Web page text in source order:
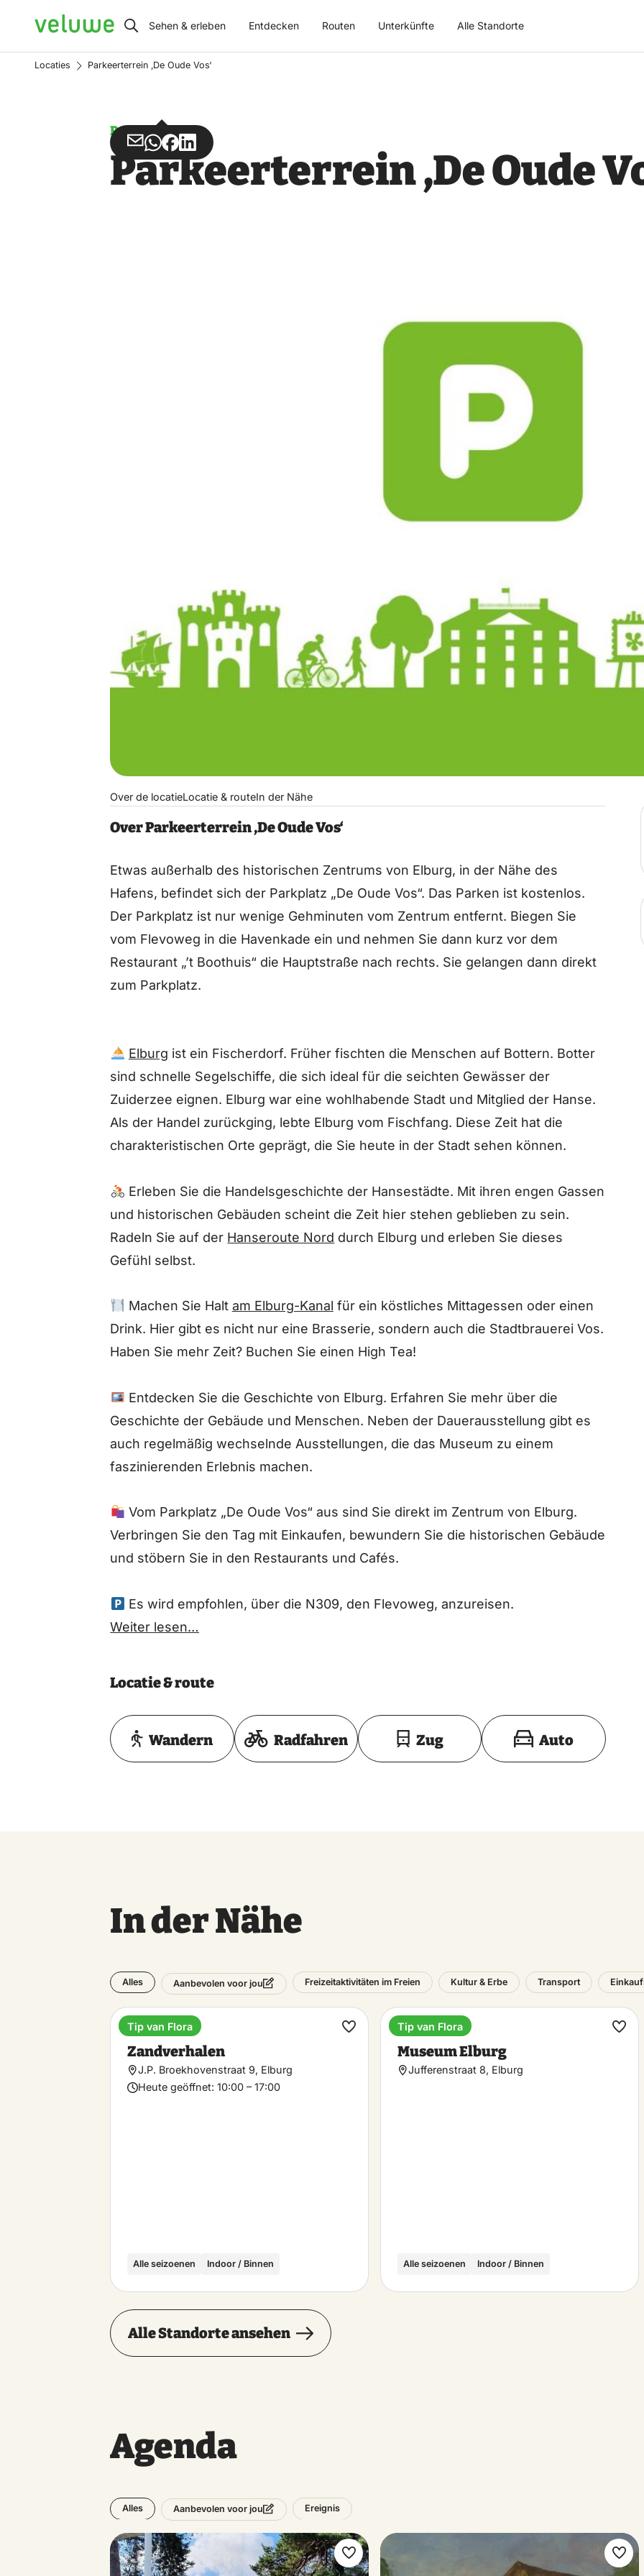
Veluwe Sehen & erleben Entdecken Routen Unterkünfte Alle Standorte
Locaties Parkeerterrein ‚De Oude Vos‘
Parken
Teilen
über
Teilen
über
Teilen
auf
Teilen
auf
Parkeerterrein ‚De Oude
Over de locatieLocatie & routeIn der Nähe
Over Parkeerterrein ‚De Oude Vos‘
Etwas außerhalb des historischen Zentrums von Elburg, in der Nähe des
Hafens, befindet sich der Parkplatz „De Oude Vos“. Das Parken ist kostenlos.
Der Parkplatz ist nur wenige Gehminuten vom Zentrum entfernt. Biegen Sie
vom Flevoweg in die Havenkade ein und nehmen Sie dann kurz vor dem
Restaurant „’t Boothuis“ die Hauptstraße nach rechts. Sie gelangen dann direkt
zum Parkplatz.
Elburg ist ein Fischerdorf. Früher fischten die Menschen auf Bottern. Botter
sind schnelle Segelschiffe, die sich ideal für die seichten Gewässer der
Zuiderzee eignen. Elburg war eine wohlhabende Stadt und Mitglied der Hanse.
Als der Handel zurückging, lebte Elburg vom Fischfang. Diese Zeit hat die
charakteristischen Orte geprägt, die Sie heute in der Stadt sehen können.
Erleben Sie die Handelsgeschichte der Hansestädte. Mit ihren engen Gassen
und historischen Gebäuden scheint die Zeit hier stehen geblieben zu sein.
Radeln Sie auf der Hanseroute Nord durch Elburg und erleben Sie dieses
Gefühl selbst.
Machen Sie Halt am Elburg-Kanal für ein köstliches Mittagessen oder einen
Drink. Hier gibt es nicht nur eine Brasserie, sondern auch die Stadtbrauerei Vos.
Haben Sie mehr Zeit? Buchen Sie einen High Tea!
Entdecken Sie die Geschichte von Elburg. Erfahren Sie mehr über die
Geschichte der Gebäude und Menschen. Neben der Dauerausstellung gibt es
auch regelmäßig wechselnde Ausstellungen, die das Museum zu einem
faszinierenden Erlebnis machen.
Vom Parkplatz „De Oude Vos“ aus sind Sie direkt im Zentrum von Elburg.
Verbringen Sie den Tag mit Einkaufen, bewundern Sie die historischen Gebäude
und stöbern Sie in den Restaurants und Cafés.
Es wird empfohlen, über die N309, den Flevoweg, anzureisen.
Weiter lesen…
Locatie & route
Toon op kaart
Wandern Radfahren Zug Auto
In der Nähe
Alles Aanbevolen voor jou Freizeitaktivitäten im Freien Kultur & Erbe Transport
Museum
Zandverhalen
J.P. Broekhovenstraat 9, Elburg
Heute geöffnet: 10:00 – 17:00
Alle seizoenen Indoor / Binnen
Tip van Flora
Favorit
machen
Museum
Museum Elburg
Jufferenstraat 8, Elburg
Alle seizoenen Indoor / Binnen
Tip van Flora
Alle Standorte ansehen
Agenda
Alles Aanbevolen voor jou Ereignis
Favorit